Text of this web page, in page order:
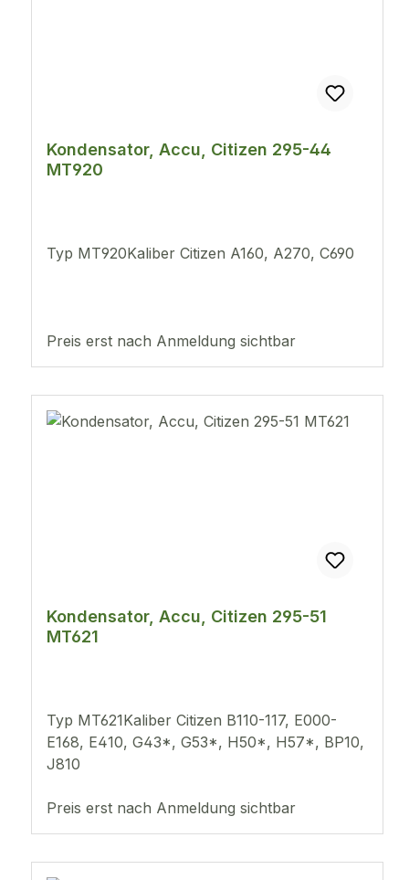
Kondensator, Accu, Citizen 295-44
MT920
Typ MT920Kaliber Citizen A160, A270, C690
Preis erst nach Anmeldung sichtbar
Kondensator, Accu, Citizen 295-51
MT621
Typ MT621Kaliber Citizen B110-117, E000-
E168, E410, G43*, G53*, H50*, H57*, BP10,
J810
Preis erst nach Anmeldung sichtbar